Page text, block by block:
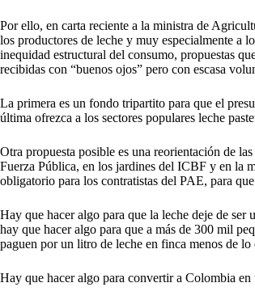
Por ello, en carta reciente a la ministra de
los productores de leche y muy especialmente a
inequidad estructural del consumo, propuestas
recibidas con “buenos ojos” pero con escasa
La primera es un fondo tripartito para que el
última ofrezca a los sectores populares leche
Otra propuesta posible es una reorientación de
Fuerza Pública, en los jardines del ICBF y en la
obligatorio para los contratistas del PAE, para
Hay que hacer algo para que la leche deje de ser
hay que hacer algo para que a más de 300 mil
paguen por un litro de leche en finca menos de lo
Hay que hacer algo para convertir a Colombia